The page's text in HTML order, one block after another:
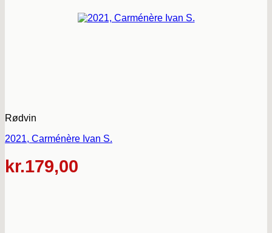
Rødvin
2021, Carménère Ivan S.
kr.179,00